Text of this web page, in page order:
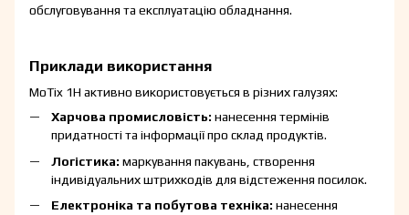
обслуговування та експлуатацію обладнання.
Приклади використання
MoTix 1H активно використовується в різних галузях:
Харчова промисловість: нанесення термінів
придатності та інформації про склад продуктів.
Логістика: маркування пакувань, створення
індивідуальних штрихкодів для відстеження посилок.
Електроніка та побутова техніка: нанесення